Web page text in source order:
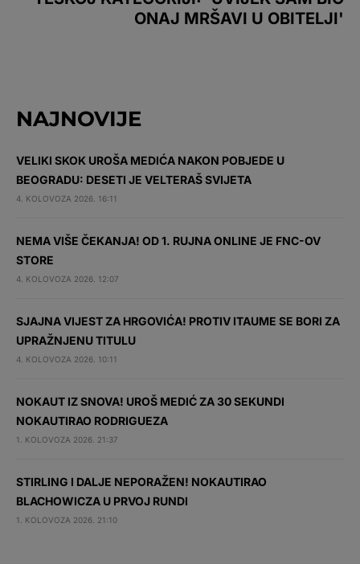
ONAJ MRŠAVI U OBITELJI'
NAJNOVIJE
VELIKI SKOK UROŠA MEDIĆA NAKON POBJEDE U
BEOGRADU: DESETI JE VELTERAŠ SVIJETA
4. KOLOVOZA 2026. 16:11
NEMA VIŠE ČEKANJA! OD 1. RUJNA ONLINE JE FNC-OV
STORE
4. KOLOVOZA 2026. 12:07
SJAJNA VIJEST ZA HRGOVIĆA! PROTIV ITAUME SE BORI ZA
UPRAŽNJENU TITULU
4. KOLOVOZA 2026. 10:11
NOKAUT IZ SNOVA! UROŠ MEDIĆ ZA 30 SEKUNDI
NOKAUTIRAO RODRIGUEZA
1. KOLOVOZA 2026. 21:37
STIRLING I DALJE NEPORAŽEN! NOKAUTIRAO
BLACHOWICZA U PRVOJ RUNDI
1. KOLOVOZA 2026. 21:10